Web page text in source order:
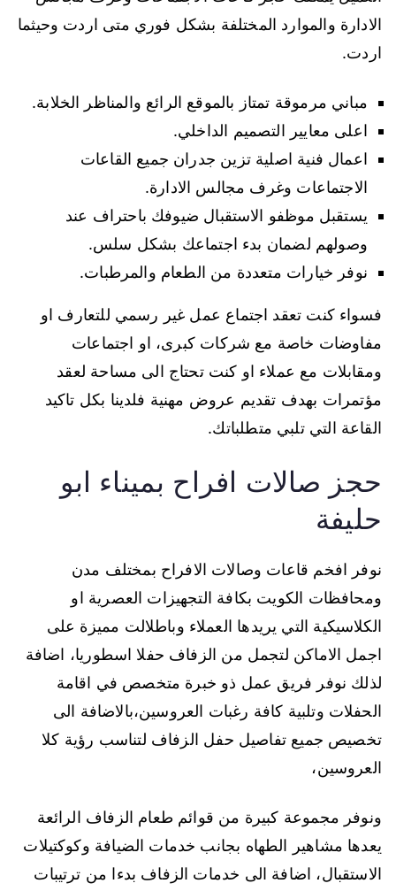
الادارة والموارد المختلفة بشكل فوري متى اردت وحيثما
اردت.
مباني مرموقة تمتاز بالموقع الرائع والمناظر الخلابة.
اعلى معايير التصميم الداخلي.
اعمال فنية اصلية تزين جدران جميع القاعات
الاجتماعات وغرف مجالس الادارة.
يستقبل موظفو الاستقبال ضيوفك باحتراف عند
وصولهم لضمان بدء اجتماعك بشكل سلس.
نوفر خيارات متعددة من الطعام والمرطبات.
فسواء كنت تعقد اجتماع عمل غير رسمي للتعارف او
مفاوضات خاصة مع شركات كبرى، او اجتماعات
ومقابلات مع عملاء او كنت تحتاج الى مساحة لعقد
مؤتمرات بهدف تقديم عروض مهنية فلدينا بكل تاكيد
القاعة التي تلبي متطلباتك.
حجز صالات افراح بميناء ابو
حليفة
نوفر افخم قاعات وصالات الافراح بمختلف مدن
ومحافظات الكويت بكافة التجهيزات العصرية او
الكلاسيكية التي يريدها العملاء وباطلالت مميزة على
اجمل الاماكن لتجمل من الزفاف حفلا اسطوريا، اضافة
لذلك نوفر فريق عمل ذو خبرة متخصص في اقامة
الحفلات وتلبية كافة رغبات العروسين،بالاضافة الى
تخصيص جميع تفاصيل حفل الزفاف لتناسب رؤية كلا
العروسين،
ونوفر مجموعة كبيرة من قوائم طعام الزفاف الرائعة
يعدها مشاهير الطهاه بجانب خدمات الضيافة وكوكتيلات
الاستقبال، اضافة الى خدمات الزفاف بدءا من ترتيبات